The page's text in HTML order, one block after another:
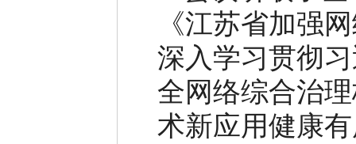
《江苏省加强
深入学习贯彻
全网络综合治
术新应用健康